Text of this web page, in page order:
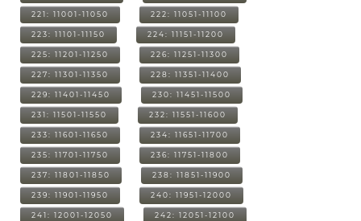
221: 11001-11050 222: 11051-11100
223: 11101-11150 224: 11151-11200
225: 11201-11250 226: 11251-11300
227: 11301-11350 228: 11351-11400
229: 11401-11450 230: 11451-11500
231: 11501-11550 232: 11551-11600
233: 11601-11650 234: 11651-11700
235: 11701-11750 236: 11751-11800
237: 11801-11850 238: 11851-11900
239: 11901-11950 240: 11951-12000
241: 12001-12050 242: 12051-12100